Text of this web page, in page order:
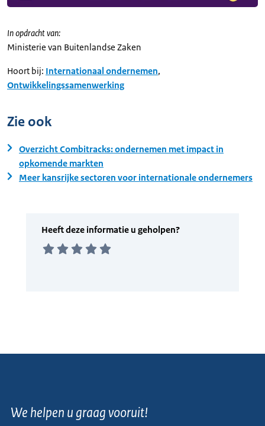
In opdracht van:
Ministerie van Buitenlandse Zaken
Hoort bij: Internationaal ondernemen,
Ontwikkelingssamenwerking
Zie ook
Overzicht Combitracks: ondernemen met impact in
opkomende markten
Meer kansrijke sectoren voor internationale ondernemers
We helpen u graag vooruit!